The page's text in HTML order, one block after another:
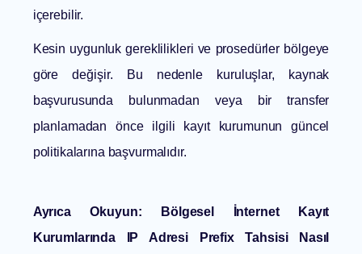
içerebilir.
Kesin uygunluk gereklilikleri ve prosedürler bölgeye
göre değişir. Bu nedenle kuruluşlar, kaynak
başvurusunda bulunmadan veya bir transfer
planlamadan önce ilgili kayıt kurumunun güncel
politikalarına başvurmalıdır.
Ayrıca Okuyun:
Bölgesel İnternet Kayıt
Kurumlarında IP Adresi Prefix Tahsisi Nasıl